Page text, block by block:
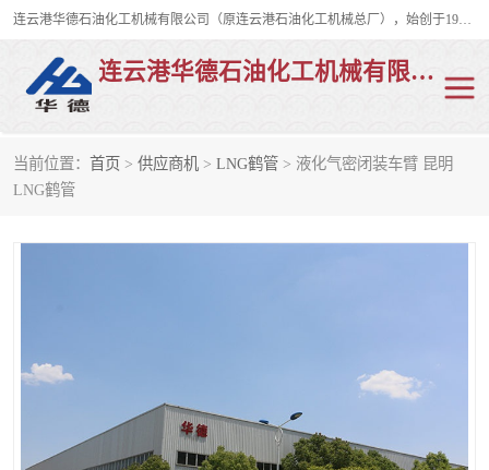
连云港华德石油化工机械有限公司（原连云港石油化工机械总厂），始创于1982年，是从事码头船用流体装卸臂、陆用流体装卸臂（鹤管）、活动梯、钢构平台、定量装车系统等全系列流体装卸设备的设计、制造、销售以及服务的专业供应商。
连云港华德石油化工机械有限公司
当前位置： 首页 > 供应商机 > LNG鹤管 > 液化气密闭装车臂 昆明
LNG鹤管
陆用流体装卸臂
液氨鹤管 液氯鹤管
紧急脱离干式接头 火车鹤管